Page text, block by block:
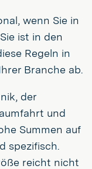
wenn Sie in
ist in den
Regeln in
Branche ab.
der
und
Summen auf
spezifisch.
reicht nicht